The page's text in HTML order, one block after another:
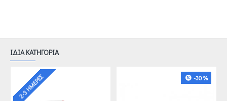
ΙΔΙΑ ΚΑΤΗΓΟΡΙΑ
2-3 ΗΜΈΡΕΣ -30 %